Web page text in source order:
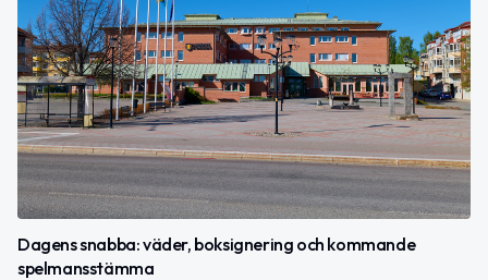
Dagens snabba: väder, boksignering och kommande
spelmansstämma